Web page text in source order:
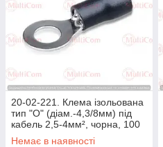
20-02-221. Клема ізольована
тип "О" (діам.-4,3/8мм) під
кабель 2,5-4мм², чорна, 100
шт/пачка
Немає в наявності